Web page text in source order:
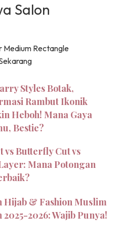
Salon
Medium Rectangle
Styles Botak,
Rambut Ikonik
Heboh! Mana Gaya
Bestie?
vs Butterfly Cut vs
Mana Potongan
Hijab & Fashion Muslim
2026: Wajib Punya!